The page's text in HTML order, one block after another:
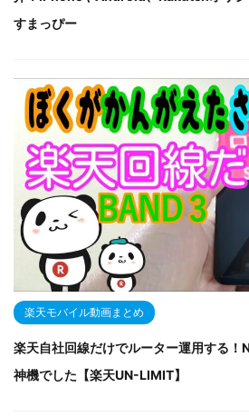
すまっぴー
楽天モバイル動画まとめ
楽天自社回線だけでルーター運用する
神機でした【楽天UN-LIMIT】